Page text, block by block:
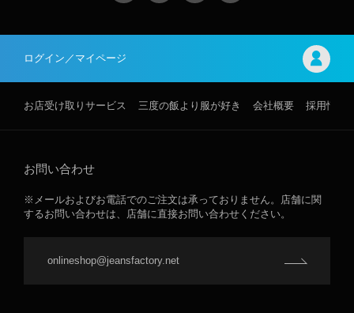
ログイン／マイページ
お店受け取りサービス 三度の飯より服が好き 会社概要 採用情報
お問い合わせ
※メールおよびお電話でのご注文は承っておりません。店舗に関
するお問い合わせは、店舗に直接お問い合わせください。
onlineshop@jeansfactory.net